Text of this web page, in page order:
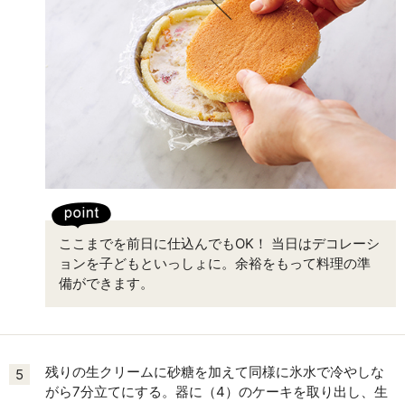
ここまでを前日に仕込んでもOK！ 当日はデコレーシ
ョンを子どもといっしょに。余裕をもって料理の準
備ができます。
5
残りの生クリームに砂糖を加えて同様に氷水で冷やしな
がら7分立てにする。器に（4）のケーキを取り出し、生